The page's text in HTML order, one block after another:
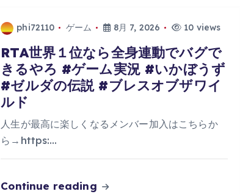
phi72110 ゲーム 8月 7, 2026 10 views
RTA世界１位なら全身連動でバグで
きるやろ #ゲーム実況 #いかぼうず
#ゼルダの伝説 #ブレスオブザワイ
ルド
人生が最高に楽しくなるメンバー加入はこちらか
ら→https:…
Continue reading